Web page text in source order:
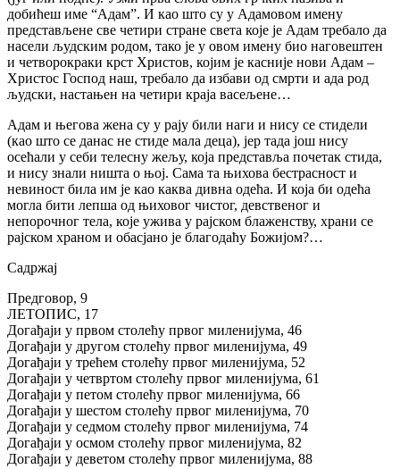
добићеш име “Адам”. И као што су у Адамовом имену
представљене све четири стране света које је Адам требало да
насели људским родом, тако је у овом имену био наговештен
и четворокраки крст Христов, којим је касније нови Адам –
Христос Господ наш, требало да избави од смрти и ада род
људски, настањен на четири краја васељене…
Адам и његова жена су у рају били наги и нису се стидели
(као што се данас не стиде мала деца), јер тада још нису
осећали у себи телесну жељу, која представља почетак стида,
и нису знали ништа о њој. Сама та њихова бестрасност и
невиност била им је као каква дивна одећа. И која би одећа
могла бити лепша од њиховог чистог, девственог и
непорочног тела, које ужива у рајском блаженству, храни се
рајском храном и обасјано је благодаћу Божијом?…
Садржај
Предговор, 9
ЛЕТОПИС, 17
Догађаји у првом столећу првог миленијума, 46
Догађаји у другом столећу првог миленијума, 49
Догађаји у трећем столећу првог миленијума, 52
Догађаји у четвртом столећу првог миленијума, 61
Догађаји у петом столећу првог миленијума, 66
Догађаји у шестом столећу првог миленијума, 70
Догађаји у седмом столећу првог миленијума, 74
Догађаји у осмом столећу првог миленијума, 82
Догађаји у деветом столећу првог миленијума, 88